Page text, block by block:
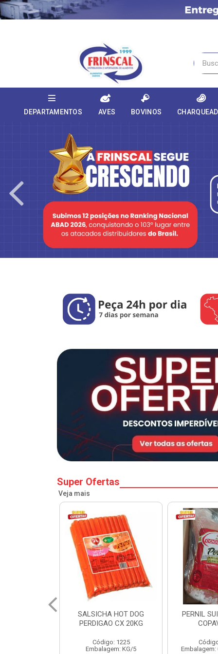
DEPARTAMENTOS AVES BOVINOS
Super Ofertas
Veja mais
PERNIL SUINO C/OSSO
COPAVEL KG
Código: 12301
Embalagem: CX/± 19,56 KG